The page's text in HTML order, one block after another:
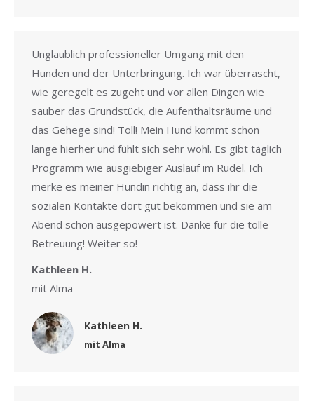
Unglaublich professioneller Umgang mit den
Hunden und der Unterbringung. Ich war überrascht,
wie geregelt es zugeht und vor allen Dingen wie
sauber das Grundstück, die Aufenthaltsräume und
das Gehege sind! Toll! Mein Hund kommt schon
lange hierher und fühlt sich sehr wohl. Es gibt täglich
Programm wie ausgiebiger Auslauf im Rudel. Ich
merke es meiner Hündin richtig an, dass ihr die
sozialen Kontakte dort gut bekommen und sie am
Abend schön ausgepowert ist. Danke für die tolle
Betreuung! Weiter so!
Kathleen H.
mit Alma
Kathleen H.
mit Alma